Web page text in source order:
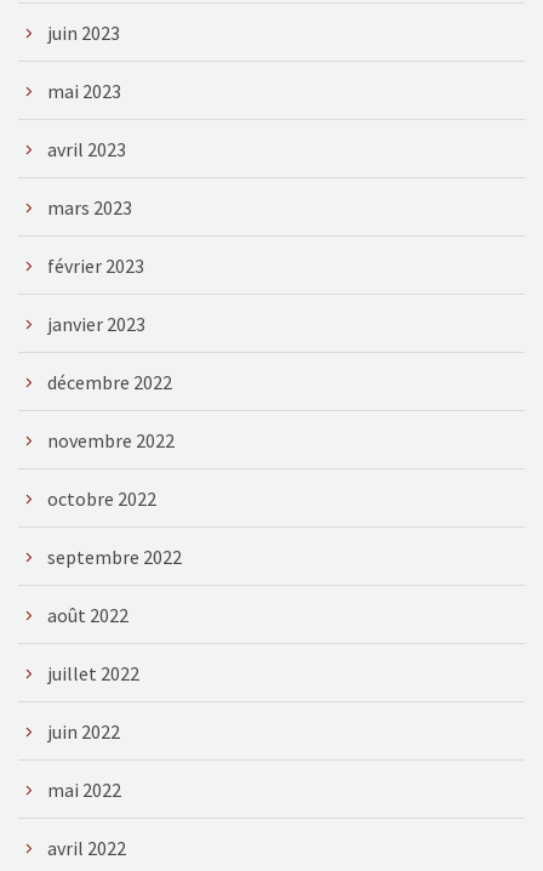
juin 2023
mai 2023
avril 2023
mars 2023
février 2023
janvier 2023
décembre 2022
novembre 2022
octobre 2022
septembre 2022
août 2022
juillet 2022
juin 2022
mai 2022
avril 2022